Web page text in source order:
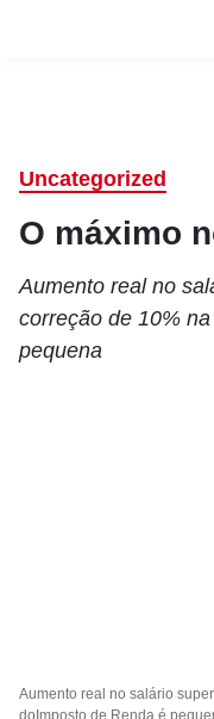
Uncategorized
O máximo
Aumento real no
correção de 10%
pequena
Aumento real no salário
doImposto de Renda é